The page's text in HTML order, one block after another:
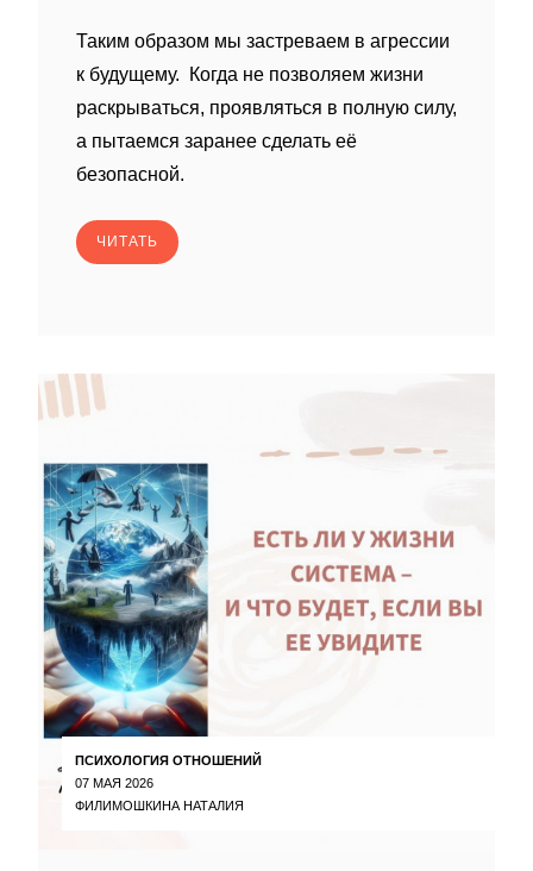
Таким образом мы застреваем в агрессии
к будущему. Когда не позволяем жизни
раскрываться, проявляться в полную силу,
а пытаемся заранее сделать её
безопасной.
ЧИТАТЬ
ПСИХОЛОГИЯ ОТНОШЕНИЙ
07 МАЯ 2026
ФИЛИМОШКИНА НАТАЛИЯ